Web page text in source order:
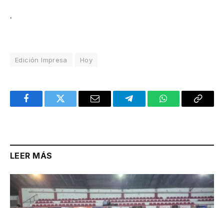
.
Edición Impresa Hoy
FacebookTwitter Email TelegramWhatsAppCopy
LEER MÁS